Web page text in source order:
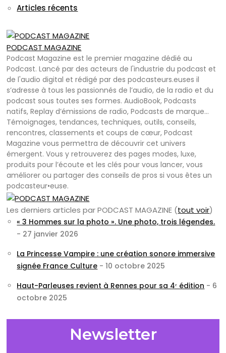
Articles récents
PODCAST MAGAZINE
Podcast Magazine est le premier magazine dédié au
Podcast. Lancé par des acteurs de l'industrie du podcast et
de l'audio digital et rédigé par des podcasteurs.euses il
s’adresse à tous les passionnés de l’audio, de la radio et du
podcast sous toutes ses formes. AudioBook, Podcasts
natifs, Replay d’émissions de radio, Podcasts de marque…
Témoignages, tendances, techniques, outils, conseils,
rencontres, classements et coups de cœur, Podcast
Magazine vous permettra de découvrir cet univers
émergent. Vous y retrouverez des pages modes, luxe,
produits pour l’écoute et les clés pour vous lancer, vous
améliorer ou partager des conseils de pros si vous êtes un
podcasteur•euse.
Les derniers articles par PODCAST MAGAZINE (tout voir)
« 3 Hommes sur la photo ». Une photo, trois légendes.
- 27 janvier 2026
La Princesse Vampire : une création sonore immersive
signée France Culture - 10 octobre 2025
Haut-Parleuses revient à Rennes pour sa 4ᵉ édition - 6
octobre 2025
Newsletter